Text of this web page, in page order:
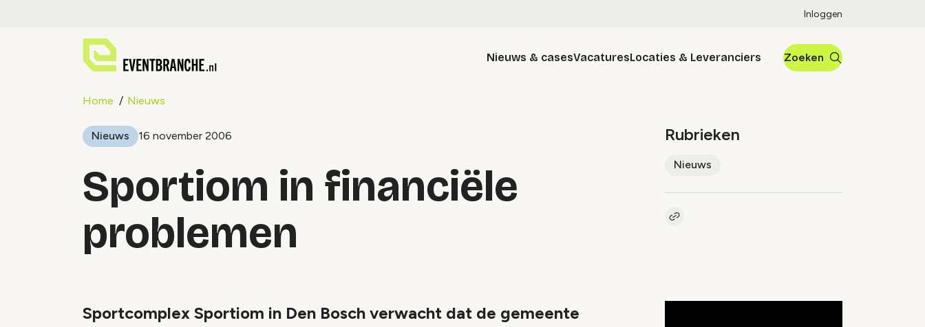
Inloggen
Nieuws & casesVacaturesLocaties & Leveranciers Zoeken
Home Nieuws
Nieuws 16 november 2006
Sportiom in financiële
problemen
Rubrieken
Nieuws
Kopieer link naar artikel
Sportcomplex Sportiom in Den Bosch verwacht dat de gemeente